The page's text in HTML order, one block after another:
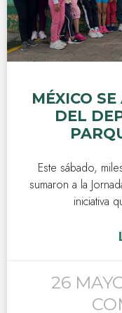
MÉXICO
DEL
Este sábado,
sumaron a la
iniciativa
26